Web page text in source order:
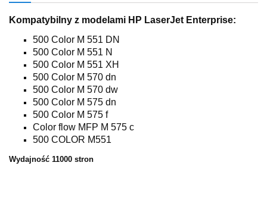
Kompatybilny z modelami HP LaserJet Enterprise:
500 Color M 551 DN
500 Color M 551 N
500 Color M 551 XH
500 Color M 570 dn
500 Color M 570 dw
500 Color M 575 dn
500 Color M 575 f
Color flow MFP M 575 c
500 COLOR M551
Wydajność 11000 stron